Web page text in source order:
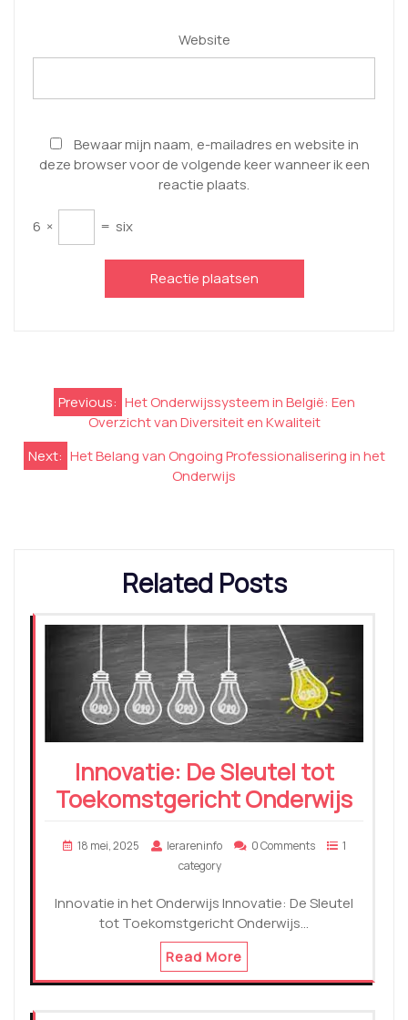
Website
Bewaar mijn naam, e-mailadres en website in
deze browser voor de volgende keer wanneer ik een
reactie plaats.
6 × = six
Berichtnavigatie
Previous: Het Onderwijssysteem in België: Een
Overzicht van Diversiteit en Kwaliteit
Next: Het Belang van Ongoing Professionalisering in het
Onderwijs
Related Posts
Innovatie: De Sleutel tot
Toekomstgericht Onderwijs
18 mei, 2025 lerareninfo 0 Comments
1
category
Innovatie in het Onderwijs Innovatie: De Sleutel
tot Toekomstgericht Onderwijs…
Read More